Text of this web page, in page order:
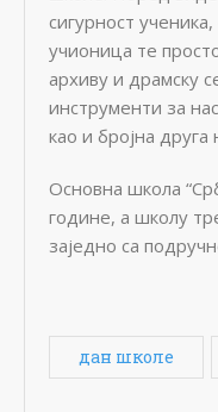
сигурност
учионица тe
архиву и драмску
инструмeнти за
као и бројна друга
Основна школа
годинe, а школу
зајeдно са
дан школе